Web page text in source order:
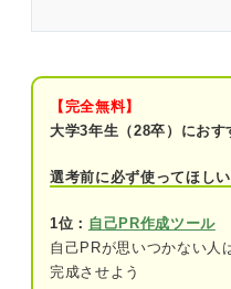
②根拠とな
③入社後に
【業界・職種別
【完全無料】
大学3年生（28卒）におす
選考前に必ず使ってほし
1位： 自己PR作成ツール
自己PRが思いつかない人
完成させよう